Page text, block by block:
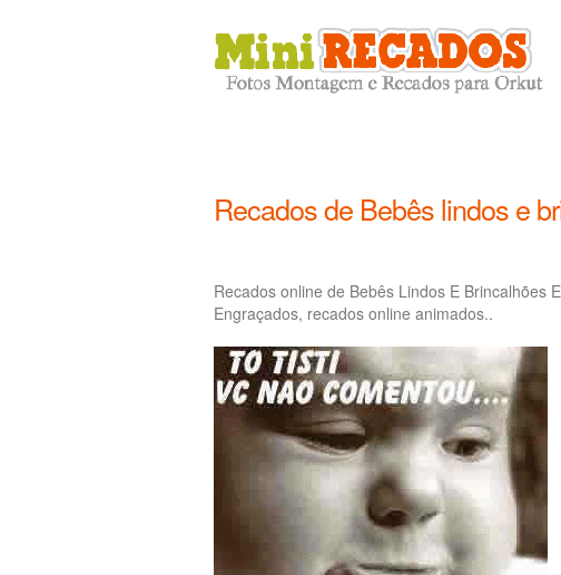
Recados de Bebês lindos e
Recados online de Bebês Lindos E Brincalhões
Engraçados, recados online animados..